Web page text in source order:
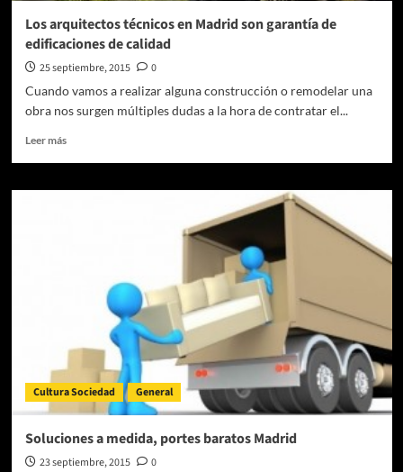
Los arquitectos técnicos en Madrid son garantía de
edificaciones de calidad
25 septiembre, 2015
0
Cuando vamos a realizar alguna construcción o remodelar una
obra nos surgen múltiples dudas a la hora de contratar el...
Leer másLeer
Los
edificaciones
Cultura Sociedad General
Soluciones a medida, portes baratos Madrid
23 septiembre, 2015
0